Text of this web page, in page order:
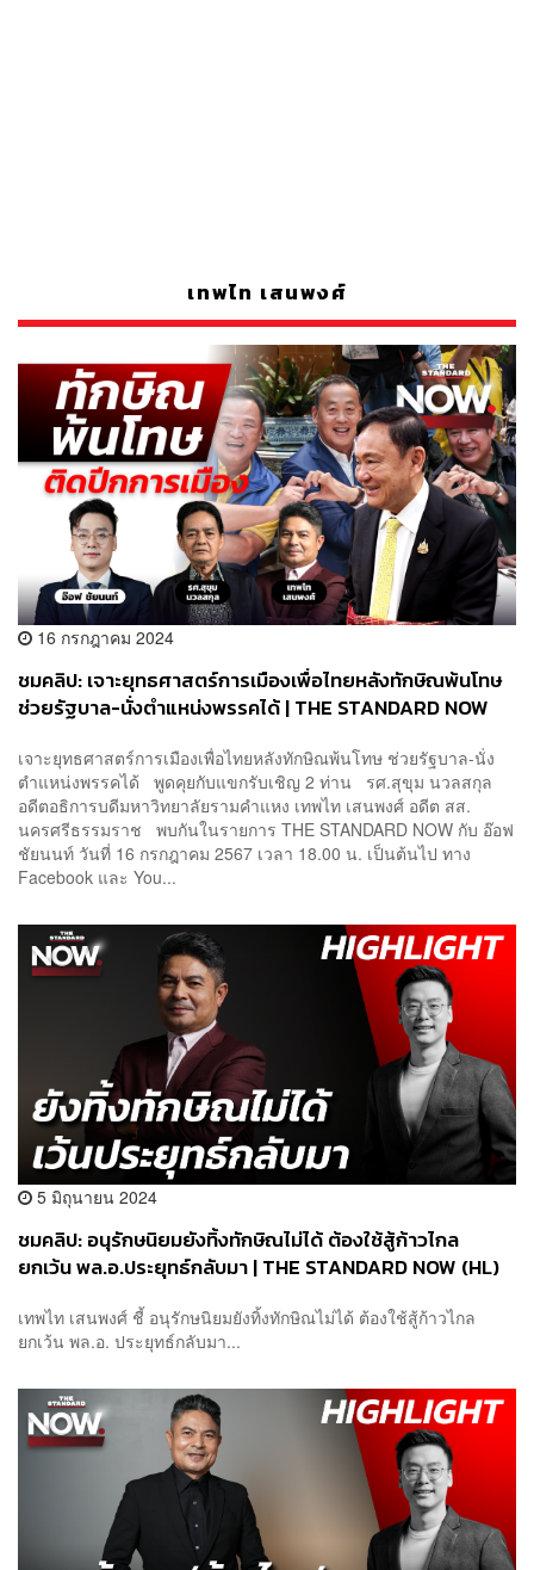
เทพไท เสนพงศ์
16 กรกฎาคม 2024
ชมคลิป: เจาะยุทธศาสตร์การเมืองเพื่อไทยหลังทักษิณพ้นโทษ
ช่วยรัฐบาล-นั่งตำแหน่งพรรคได้ | THE STANDARD NOW
เจาะยุทธศาสตร์การเมืองเพื่อไทยหลังทักษิณพ้นโทษ ช่วยรัฐบาล-นั่ง
ตำแหน่งพรรคได้ พูดคุยกับแขกรับเชิญ 2 ท่าน รศ.สุขุม นวลสกุล
อดีตอธิการบดีมหาวิทยาลัยรามคำแหง เทพไท เสนพงศ์ อดีต สส.
นครศรีธรรมราช พบกันในรายการ THE STANDARD NOW กับ อ๊อฟ
ชัยนนท์ วันที่ 16 กรกฎาคม 2567 เวลา 18.00 น. เป็นต้นไป ทาง
Facebook และ You...
5 มิถุนายน 2024
ชมคลิป: อนุรักษนิยมยังทิ้งทักษิณไม่ได้ ต้องใช้สู้ก้าวไกล
ยกเว้น พล.อ.ประยุทธ์กลับมา | THE STANDARD NOW (HL)
เทพไท เสนพงศ์ ชี้ อนุรักษนิยมยังทิ้งทักษิณไม่ได้ ต้องใช้สู้ก้าวไกล
ยกเว้น พล.อ. ประยุทธ์กลับมา...